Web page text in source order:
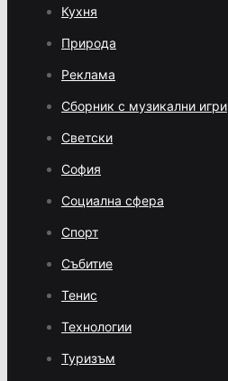
Кухня
Природа
Реклама
Сборник с музикални игри
Светски
София
Социална сфера
Спорт
Събитие
Тенис
Технологии
Туризъм